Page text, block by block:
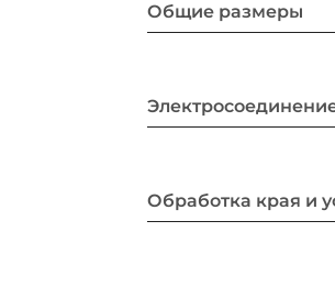
Общие размеры
Обработка края и